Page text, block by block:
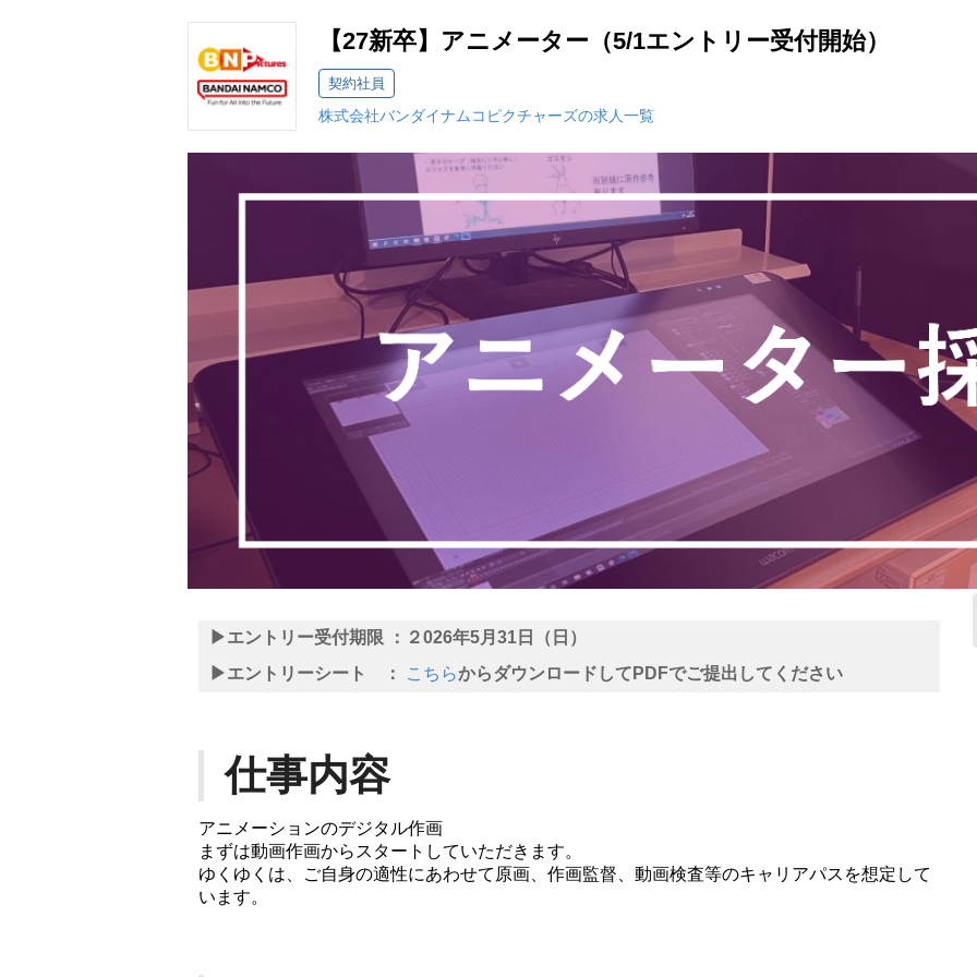
【27新卒】アニメーター（5/1エントリー受付開始）
契約社員
株式会社バンダイナムコピクチャーズの求人一覧
▶エントリー受付期限 ： ２026年5月31日（日）
▶エントリーシート ：
こちらからダウンロードしてPDFでご提出してください
仕事内容
アニメーションのデジタル作画
まずは動画作画からスタートしていただきます。
ゆくゆくは、ご自身の適性にあわせて原画、作画監督、動画検査等のキャリアパスを想定して
います。